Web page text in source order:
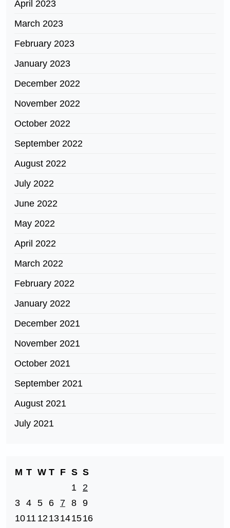
April 2023
March 2023
February 2023
January 2023
December 2022
November 2022
October 2022
September 2022
August 2022
July 2022
June 2022
May 2022
April 2022
March 2022
February 2022
January 2022
December 2021
November 2021
October 2021
September 2021
August 2021
July 2021
M T W T F S S
1
2
3 4 5 6 7 8 9
1011 1213141516